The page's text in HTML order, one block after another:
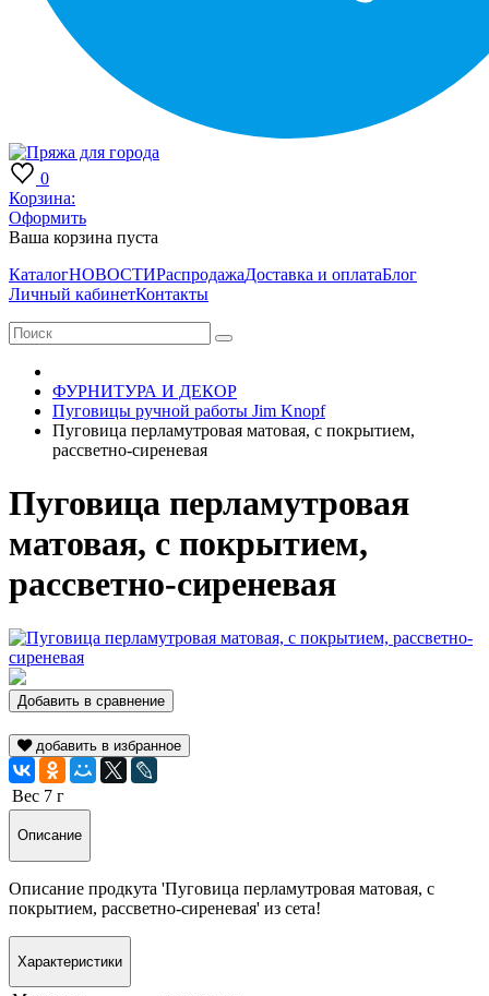
0
Корзина:
Оформить
Ваша корзина пуста
КаталогНОВОСТИРаспродажаДоставка и оплатаБлог
Личный кабинетКонтакты
ФУРНИТУРА И ДЕКОР
Пуговицы ручной работы Jim Knopf
Пуговица перламутровая матовая, с покрытием,
рассветно-сиреневая
Пуговица перламутровая
матовая, с покрытием,
рассветно-сиреневая
Добавить в сравнение
добавить в избранное
Вес 7 г
Описание
Описание продкута 'Пуговица перламутровая матовая, с
покрытием, рассветно-сиреневая' из сета!
Характеристики